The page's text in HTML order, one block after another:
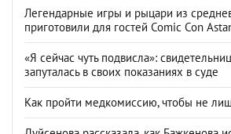
Легендарные игры и рыцари из
приготовили для гостей Comic Con
«Я сейчас чуть подвисла»:
запуталась в своих показаниях в суде
Как пройти медкомиссию, чтобы не